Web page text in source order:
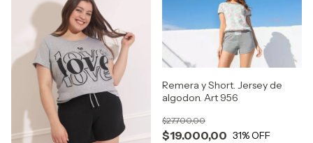
Remera y Short. Jersey de
algodon. Art 956
$19.000,00
$27.700,00
31% OFF